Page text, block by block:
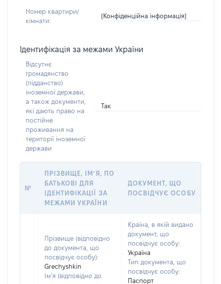
Номер квартири/
кімнати:
[Конфіденційна інформація]
Ідентифікація за межами України
Відсутнє
громадянство
(підданство)
іноземної держави,
а також документи,
які дають право на
постійне
проживання на
території іноземної
держави
Так
№
ПРІЗВИЩЕ, ІМ’Я, ПО
БАТЬКОВІ ДЛЯ
ІДЕНТИФІКАЦІЇ ЗА
МЕЖАМИ УКРАЇНИ
ДОКУМЕНТ, ЩО
ПОСВІДЧУЄ ОСОБУ
Прізвище (відповідно
до документа, що
посвідчує особу):
Grechyshkin
Ім’я (відповідно до
Країна, в якій видано
документ, що
посвідчує особу:
Україна
Тип документа, що
посвідчує особу:
Паспорт